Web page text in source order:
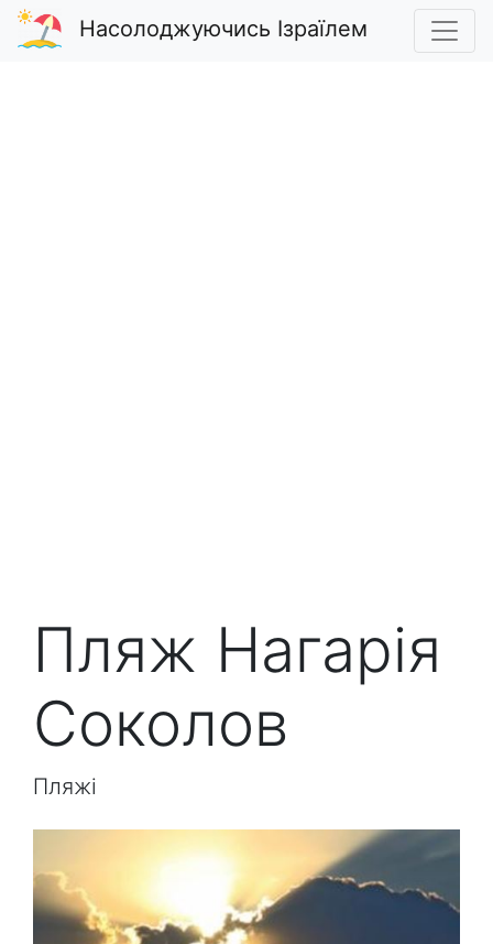
Насолоджуючись Ізраїлем
Пляж Нагарія
Соколов
Пляжі